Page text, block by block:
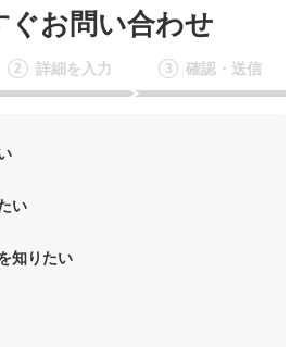
ぐお問い合わせ
2 詳細を入力 3 確認・送信
い
知りたい